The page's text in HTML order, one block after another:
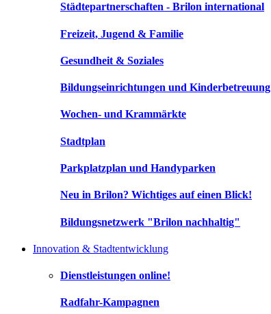
Städtepartnerschaften - Brilon international
Freizeit, Jugend & Familie
Gesundheit & Soziales
Bildungseinrichtungen und Kinderbetreuung
Wochen- und Krammärkte
Stadtplan
Parkplatzplan und Handyparken
Neu in Brilon? Wichtiges auf einen Blick!
Bildungsnetzwerk "Brilon nachhaltig"
Innovation & Stadtentwicklung
Dienstleistungen online!
Radfahr-Kampagnen